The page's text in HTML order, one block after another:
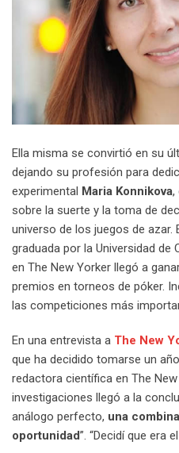
Ella misma se convirtió en su
dejando su profesión para
experimental Maria Konnikova,
sobre la suerte y la toma de
universo de los juegos de azar.
graduada por la Universidad de
en The New Yorker llegó a
premios en torneos de póker.
las competiciones más
En una entrevista a The New
que ha decidido tomarse un
redactora científica en The
investigaciones llegó a la
análogo perfecto, una
oportunidad”. “Decidí que era